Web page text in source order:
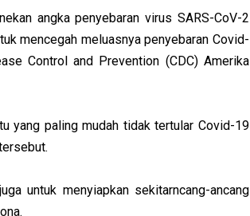
angka penyebaran virus SARS-CoV-2
mencegah meluasnya penyebaran Covid-
Control and Prevention (CDC) Amerika
yang paling mudah tidak tertular Covid-19
untuk menyiapkan sekitarncang-ancang